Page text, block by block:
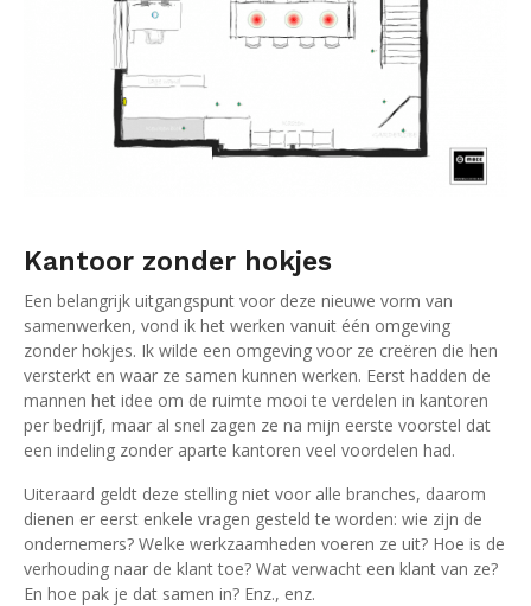
Kantoor zonder hokjes
Een belangrijk uitgangspunt voor deze nieuwe vorm van
samenwerken, vond ik het werken vanuit één omgeving
zonder hokjes. Ik wilde een omgeving voor ze creëren die hen
versterkt en waar ze samen kunnen werken. Eerst hadden de
mannen het idee om de ruimte mooi te verdelen in kantoren
per bedrijf, maar al snel zagen ze na mijn eerste voorstel dat
een indeling zonder aparte kantoren veel voordelen had.
Uiteraard geldt deze stelling niet voor alle branches, daarom
dienen er eerst enkele vragen gesteld te worden: wie zijn de
ondernemers? Welke werkzaamheden voeren ze uit? Hoe is de
verhouding naar de klant toe? Wat verwacht een klant van ze?
En hoe pak je dat samen in? Enz., enz.